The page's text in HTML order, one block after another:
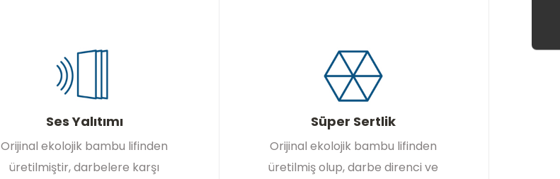
Ses Yalıtımı
Orijinal ekolojik bambu lifinden
üretilmiştir, darbelere karşı
Süper Sertlik
Orijinal ekolojik bambu lifinden
üretilmiş olup, darbe direnci ve